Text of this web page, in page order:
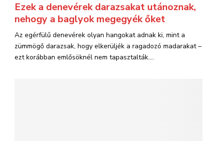
Ezek a denevérek darazsakat utánoznak,
nehogy a baglyok megegyék őket
Az egérfülű denevérek olyan hangokat adnak ki, mint a
zümmögő darazsak, hogy elkerüljék a ragadozó madarakat –
ezt korábban emlősöknél nem tapasztalták....